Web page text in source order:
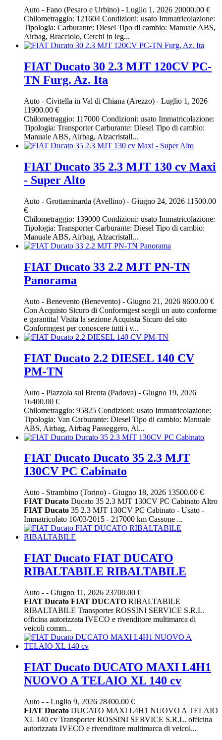
Auto - Fano (Pesaro e Urbino) - Luglio 1, 2026 20000.00 €
Chilometraggio: 121604 Condizioni: usato Immatricolazione:
Tipologia: Carburante: Diesel Tipo di cambio: Manuale ABS,
Airbag, Bracciolo, Cerchi in leg...
FIAT Ducato 30 2.3 MJT 120CV PC-
TN Furg. Az. Ita
Auto - Civitella in Val di Chiana (Arezzo) - Luglio 1, 2026
11900.00 €
Chilometraggio: 117000 Condizioni: usato Immatricolazione:
Tipologia: Transporter Carburante: Diesel Tipo di cambio:
Manuale ABS, Airbag, Alzacristall...
FIAT Ducato 35 2.3 MJT 130 cv Maxi
- Super Alto
Auto - Grottaminarda (Avellino) - Giugno 24, 2026 11500.00
€
Chilometraggio: 139000 Condizioni: usato Immatricolazione:
Tipologia: Transporter Carburante: Diesel Tipo di cambio:
Manuale ABS, Airbag, Alzacristall...
FIAT Ducato 33 2.2 MJT PN-TN
Panorama
Auto - Benevento (Benevento) - Giugno 21, 2026 8600.00 €
Con Acquisto Sicuro di Conformgest scegli un auto conforme
e garantita! Visita la sezione Acquista Sicuro del sito
Conformgest per conoscere tutti i v...
FIAT Ducato 2.2 DIESEL 140 CV
PM-TN
Auto - Piazzola sul Brenta (Padova) - Giugno 19, 2026
16400.00 €
Chilometraggio: 95825 Condizioni: usato Immatricolazione:
Tipologia: Van Carburante: Diesel Tipo di cambio: Manuale
ABS, Airbag, Airbag Passeggero, Al...
FIAT Ducato Ducato 35 2.3 MJT
130CV PC Cabinato
Auto - Strambino (Torino) - Giugno 18, 2026 13500.00 €
FIAT Ducato Ducato 35 2.3 MJT 130CV PC Cabinato Altro
FIAT Ducato 35 2.3 MJT 130CV PC Cabinato - Usato -
Immatricolato 10/03/2015 - 217000 km Cassone ...
FIAT Ducato FIAT DUCATO
RIBALTABILE RIBALTABILE
Auto - - Giugno 11, 2026 23700.00 €
FIAT Ducato FIAT DUCATO RIBALTABILE
RIBALTABILE Transporter ROSSINI SERVICE S.R.L.
officina autorizzata IVECO e rivenditore multimarca di
veicoli comm...
FIAT Ducato DUCATO MAXI L4H1
NUOVO A TELAIO XL 140 cv
Auto - - Luglio 9, 2026 28400.00 €
FIAT Ducato DUCATO MAXI L4H1 NUOVO A TELAIO
XL 140 cv Transporter ROSSINI SERVICE S.R.L. officina
autorizzata IVECO e rivenditore multimarca di veicol...